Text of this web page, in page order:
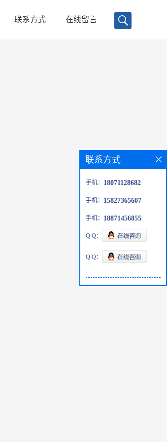
联系方式 在线留言
联系方式
手机： 18071128682
手机： 15827365607
手机： 18871456855
Q Q：
Q Q：